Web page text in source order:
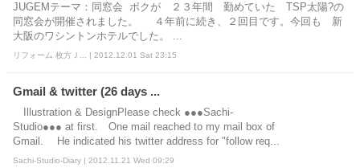
JUGEMテーマ：同窓会 ボクが ２３年間 勤めていた TSP太陽?の
同窓会が開催されました。 ４年前に続き、２回目です。今回も 新
大阪のワシントンホテルでした。 ...
リフォーム 枚方Ｊ... | 2012.12.01 Sat 23:15
Gmail & twitter (26 days ...
Illustration & DesignPlease check ●●●Sachi-
Studio●●● at first. One mail reached to my mail box of
Gmail. He indicated his twitter address for "follow req...
Sachi-Studio-Diary | 2012.11.21 Wed 09:29